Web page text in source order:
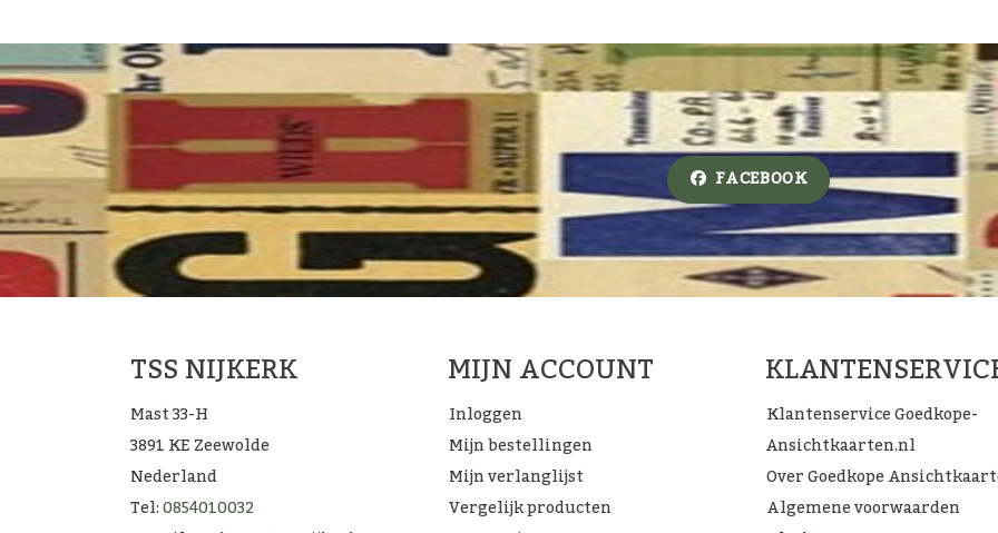
FACEBOOK
TSS NIJKERK
Mast 33-H
3891 KE Zeewolde
Nederland
Tel:0854010032
MIJN ACCOUNT
Inloggen
Mijn bestellingen
Mijn verlanglijst
Vergelijk producten
Klantenservice Goedkope-
Ansichtkaarten.nl
Over Goedkope
Algemene voorwaarden